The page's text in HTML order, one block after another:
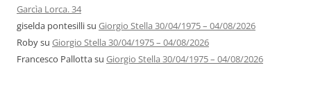
Garcìa Lorca. 34
giselda pontesillisu Giorgio Stella 30/04/1975 – 04/08/2026
Robysu Giorgio Stella 30/04/1975 – 04/08/2026
Francesco Pallottasu Giorgio Stella 30/04/1975 – 04/08/2026